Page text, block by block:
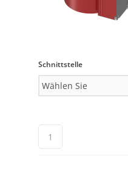
Schnittstelle